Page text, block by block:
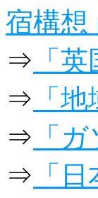
宿構想
⇒ 「
⇒ 「
⇒ 「
⇒ 「